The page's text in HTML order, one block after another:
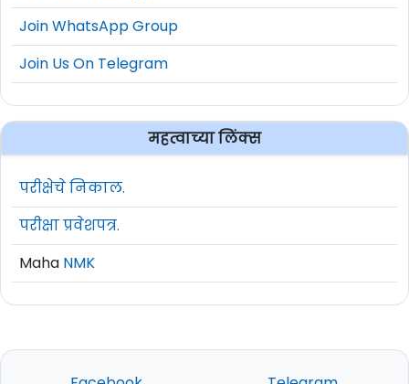
Join WhatsApp Group
Join Us On Telegram
महत्वाच्या लिंक्स
परीक्षेचे निकाल.
परीक्षा प्रवेशपत्र.
Maha NMK